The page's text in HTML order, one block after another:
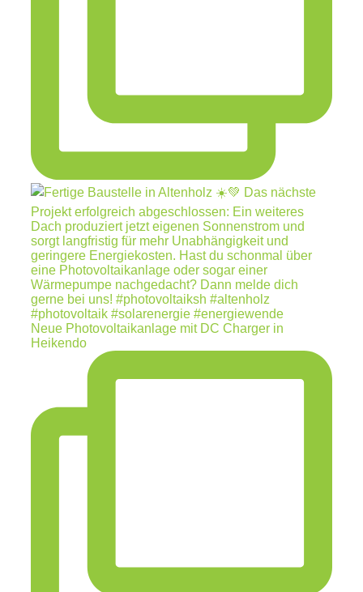
Neue Photovoltaikanlage mit DC Charger in
Heikendo